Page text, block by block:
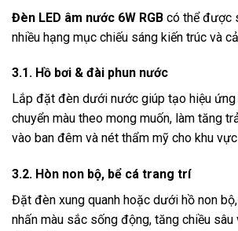
Đèn LED âm nước 6W RGB có thể được
nhiều hạng mục chiếu sáng kiến trúc và
3.1. Hồ bơi & đài phun nước
Lắp đặt đèn dưới nước giúp tạo hiệu ứng
chuyển màu theo mong muốn, làm tăng
vào ban đêm và nét thẩm mỹ cho khu
3.2. Hòn non bộ, bể cá trang trí
Đặt đèn xung quanh hoặc dưới hồ non
nhấn màu sắc sống động, tăng chiều